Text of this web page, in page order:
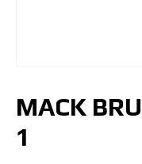
MACK
1